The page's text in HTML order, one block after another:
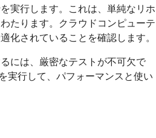
実行します。これは、単純なリホ
たります。クラウドコンピューテ
されていることを確認します。
には、厳密なテストが不可欠で
実行して、パフォーマンスと使い